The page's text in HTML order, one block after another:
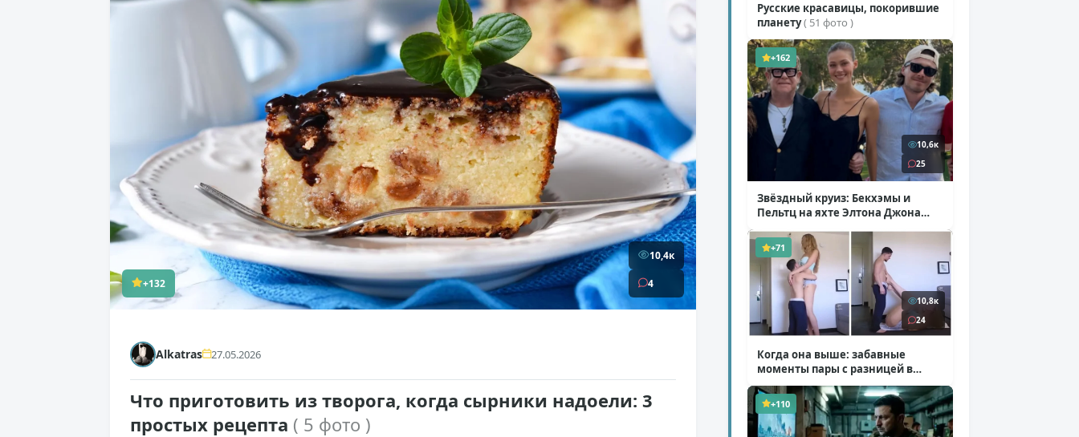
+132
10,4к
4
Alkatras 27.05.2026
Что приготовить из творога, когда сырники надоели: 3
простых рецепта ( 5 фото )
Русские красавицы, покорившие
планету( 51 фото )
+162
10,6к
25
Звёздный круиз: Бекхэмы и
Пельтц на яхте Элтона Джона
+71
10,8к
24
Когда она выше: забавные
моменты пары с разницей в
росте( 1 фото + 1 видео )
+110